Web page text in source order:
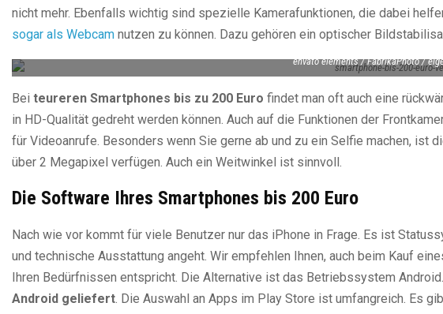
nicht mehr. Ebenfalls wichtig sind spezielle Kamerafunktionen, die dabei
sogar als Webcam nutzen zu können. Dazu gehören ein optischer
envato elements / FabrikaPhoto /
Bei teureren Smartphones bis zu 200 Euro findet man oft auch eine
in HD-Qualität gedreht werden können. Auch auf die Funktionen der
für Videoanrufe. Besonders wenn Sie gerne ab und zu ein Selfie machen, ist
über 2 Megapixel verfügen. Auch ein Weitwinkel ist sinnvoll.
Die Software Ihres Smartphones bis 200 Euro
Nach wie vor kommt für viele Benutzer nur das iPhone in Frage. Es ist
und technische Ausstattung angeht. Wir empfehlen Ihnen, auch beim Kauf
Ihren Bedürfnissen entspricht. Die Alternative ist das Betriebssystem
Android geliefert . Die Auswahl an Apps im Play Store ist umfangreich. Es